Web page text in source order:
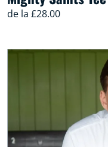
de la £28.00